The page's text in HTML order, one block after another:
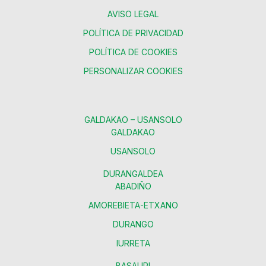
AVISO LEGAL
POLÍTICA DE PRIVACIDAD
POLÍTICA DE COOKIES
PERSONALIZAR COOKIES
GALDAKAO – USANSOLO
GALDAKAO
USANSOLO
DURANGALDEA
ABADIÑO
AMOREBIETA-ETXANO
DURANGO
IURRETA